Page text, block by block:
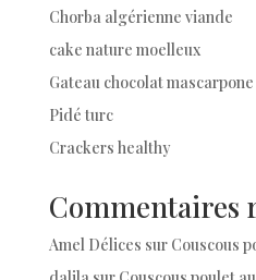
Chorba algérienne viande
cake nature moelleux
Gateau chocolat
Pidé turc
Crackers healthy
Commentaires
Amel Délices sur Couscous